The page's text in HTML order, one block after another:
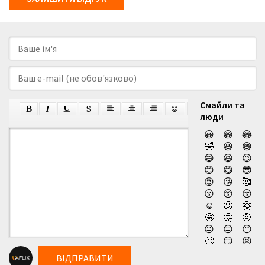
Смайли та
люди
😀
😁
😂
🤣
😃
😄
😅
😆
😉
😊
😋
😎
😍
😘
🥰
😗
😙
😚
☺️
🙂
🤗
🤩
🤔
🤨
😐
😑
😶
🙄
😏
😣
ВІДПРАВИТИ